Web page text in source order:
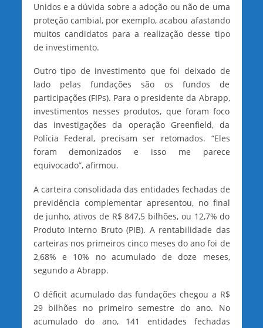
Unidos e a dúvida sobre a adoção ou não de uma
proteção cambial, por exemplo, acabou afastando
muitos candidatos para a realização desse tipo
de investimento.
Outro tipo de investimento que foi deixado de
lado pelas fundações são os fundos de
participações (FIPs). Para o presidente da Abrapp,
investimentos nesses produtos, que foram foco
das investigações da operação Greenfield, da
Polícia Federal, precisam ser retomados. “Eles
foram demonizados e isso me parece
equivocado”, afirmou.
A carteira consolidada das entidades fechadas de
previdência complementar apresentou, no final
de junho, ativos de R$ 847,5 bilhões, ou 12,7% do
Produto Interno Bruto (PIB). A rentabilidade das
carteiras nos primeiros cinco meses do ano foi de
2,68% e 10% no acumulado de doze meses,
segundo a Abrapp.
O déficit acumulado das fundações chegou a R$
29 bilhões no primeiro semestre do ano. No
acumulado do ano, 141 entidades fechadas